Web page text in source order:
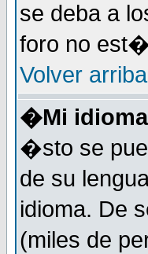
se deba a
foro no
Volver arriba
�Mi
�sto se
de su
idioma. De
(miles de